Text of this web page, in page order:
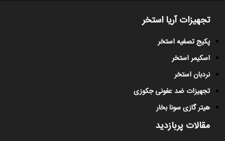
تجهیزات آریا استخر
پکیج تصفیه استخر
اسکیمر استخر
نردبان استخر
تجهیزات ضد عفونی جکوزی
هیتر گازی سونا بخار
مقالات پربازدید